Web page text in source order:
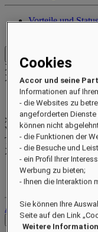
Vorteile und Status
Close menu
Xxxx Xxxxxxxxx
XXXXXX X
xxxxxxxx
Valid until xx/xx/xxxx
Treuepunkte
XXXpts
Ihr Treuekonto
Ihre Buchungen
Abmelden
Preise prüfen
Cookies
Accor und seine
Informationen auf
- die Websites zu
angeforderten
können nicht
- die Funktionen der
- die Besuche und
- ein Profil Ihrer
Werbung zu bieten;
- Ihnen die Interaktion
Sie können Ihre
Seite auf den Link
Weitere